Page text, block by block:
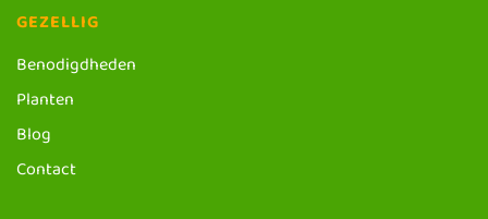
GEZELLIG
Benodigdheden
Planten
Blog
Contact